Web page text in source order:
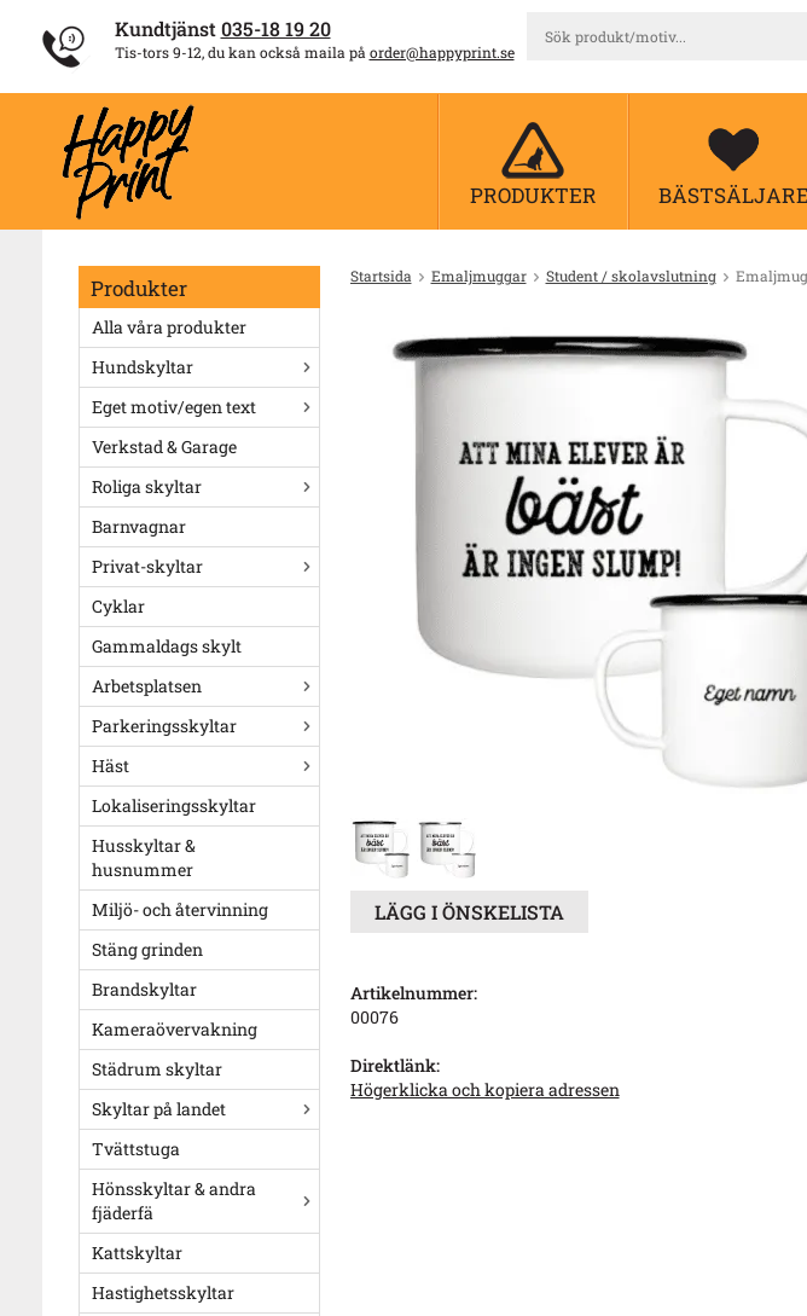
Kundtjänst 035-18 19 20
Tis-tors 9-12, du kan också maila på order@happyprint.se
PRODUKTER BÄSTSÄLJARE
Produkter
Alla våra produkter
Hundskyltar
Eget motiv/egen text
Verkstad & Garage
Roliga skyltar
Barnvagnar
Privat-skyltar
Cyklar
Gammaldags skylt
Arbetsplatsen
Parkeringsskyltar
Häst
Lokaliseringsskyltar
Husskyltar &
husnummer
Miljö- och återvinning
Stäng grinden
Brandskyltar
Kameraövervakning
Städrum skyltar
Skyltar på landet
Tvättstuga
Hönsskyltar & andra
fjäderfä
Kattskyltar
Hastighetsskyltar
Startsida Emaljmuggar Student / skolavslutning
LÄGG I ÖNSKELISTA
Artikelnummer:
00076
Direktlänk:
Högerklicka och kopiera adressen